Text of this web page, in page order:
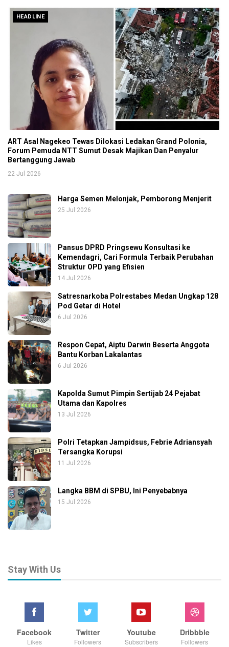
HEADLINE
ART Asal Nagekeo Tewas Dilokasi Ledakan Grand Polonia,
Forum Pemuda NTT Sumut Desak Majikan Dan Penyalur
Bertanggung Jawab
22 Jul 2026
Harga Semen Melonjak, Pemborong Menjerit
25 Jul 2026
Pansus DPRD Pringsewu Konsultasi ke
Kemendagri, Cari Formula Terbaik Perubahan
Struktur OPD yang Efisien
14 Jul 2026
Satresnarkoba Polrestabes Medan Ungkap 128
Pod Getar di Hotel
6 Jul 2026
Respon Cepat, Aiptu Darwin Beserta Anggota
Bantu Korban Lakalantas
6 Jul 2026
Kapolda Sumut Pimpin Sertijab 24 Pejabat
Utama dan Kapolres
13 Jul 2026
Polri Tetapkan Jampidsus, Febrie Adriansyah
Tersangka Korupsi
11 Jul 2026
Langka BBM di SPBU, Ini Penyebabnya
15 Jul 2026
Stay With Us
Facebook
Likes
Twitter
Followers
Youtube
Subscribers
Dribbble
Followers